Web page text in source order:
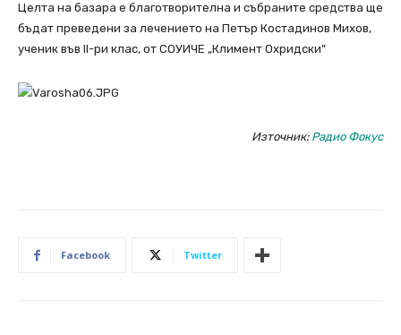
Целта на базара е благотворителна и събраните средства ще
бъдат преведени за лечението на Петър Костадинов Михов,
ученик във ІІ-ри клас, от СОУИЧЕ „Климент Охридски”
Източник: Радио Фокус
Facebook Twitter